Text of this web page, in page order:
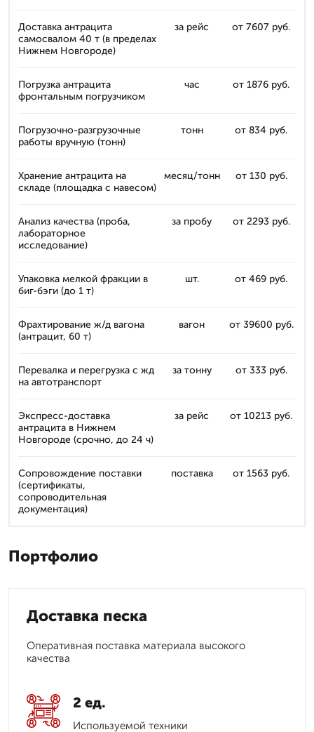
Доставка антрацита
самосвалом 40 т (в пределах
Нижнем Новгороде)
за рейс от 7607 руб.
Погрузка антрацита
фронтальным погрузчиком
час от 1876 руб.
Погрузочно-разгрузочные
работы вручную (тонн)
тонн от 834 руб.
Хранение антрацита на
складе (площадка с навесом)
месяц/тонн от 130 руб.
Анализ качества (проба,
лабораторное
исследование)
за пробу от 2293 руб.
Упаковка мелкой фракции в
биг-бэги (до 1 т)
шт. от 469 руб.
Фрахтирование ж/д вагона
(антрацит, 60 т)
вагон от 39600 руб.
Перевалка и перегрузка с жд
на автотранспорт
за тонну от 333 руб.
Экспресс-доставка
антрацита в Нижнем
Новгороде (срочно, до 24 ч)
за рейс от 10213 руб.
Сопровождение поставки
(сертификаты,
сопроводительная
документация)
поставка от 1563 руб.
Портфолио
Доставка песка
Оперативная поставка материала высокого
качества
2 ед.
Используемой техники